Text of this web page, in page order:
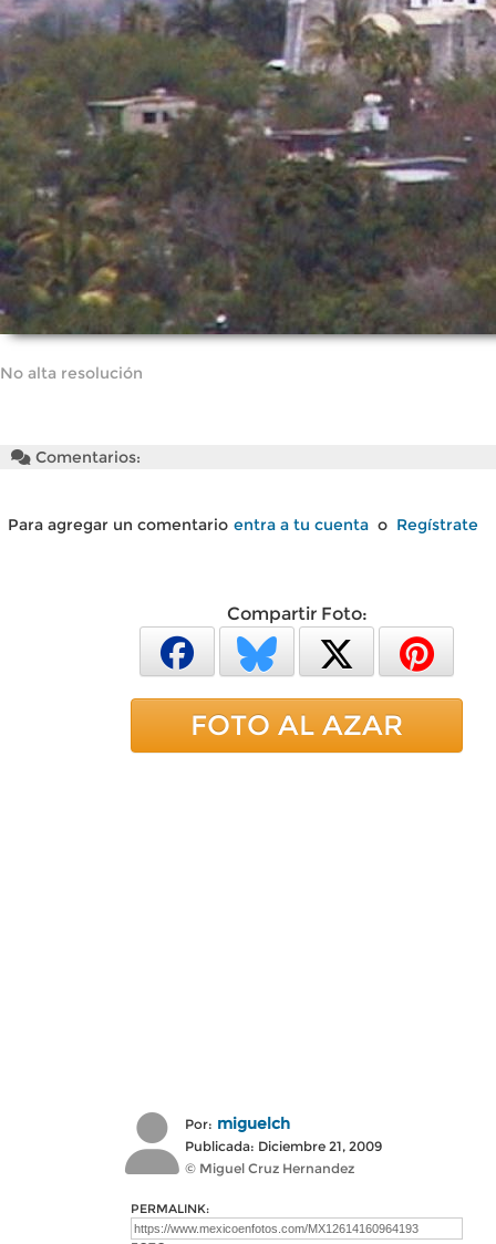
No alta resolución
Comentarios:
Para agregar un comentario entra a tu cuenta o Regístrate
Compartir Foto:
FOTO AL AZAR
Por: miguelch
Publicada: Diciembre 21, 2009
© Miguel Cruz Hernandez
PERMALINK: